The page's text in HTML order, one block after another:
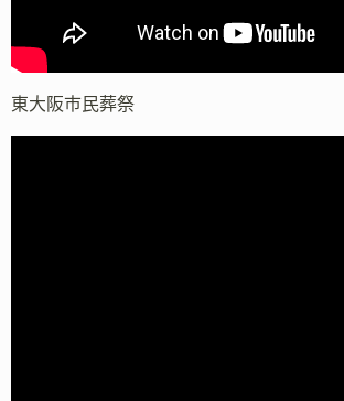
東大阪市民葬祭